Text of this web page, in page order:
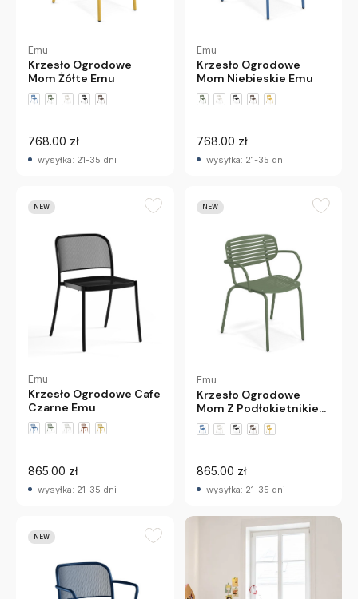
Emu
Krzesło Ogrodowe
Mom Żółte Emu
768.00 zł
wysyłka: 21-35 dni
Emu
Krzesło Ogrodowe
Mom Niebieskie Emu
768.00 zł
wysyłka: 21-35 dni
NEW
Emu
Krzesło Ogrodowe Cafe
Czarne Emu
865.00 zł
wysyłka: 21-35 dni
NEW
Emu
Krzesło Ogrodowe
Mom Z Podłokietnikiem
Zielone Emu
865.00 zł
wysyłka: 21-35 dni
NEW